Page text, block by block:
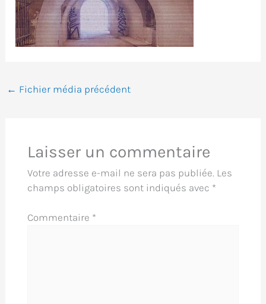
← Fichier média précédent
Laisser un commentaire
Votre adresse e-mail ne sera pas publiée. Les
champs obligatoires sont indiqués avec *
Commentaire *